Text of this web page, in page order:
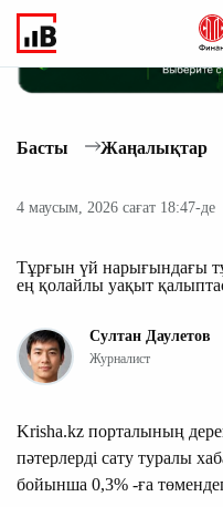
Басты Жаңалықтар
4 маусым, 2026 сағат 18:47-де
Тұрғын үй нарығындағы
ең қолайлы уақыт
Султан Даулетов
Журналист
Krisha.kz порталының
пәтерлерді сату туралы
бойынша 0,3% -ға